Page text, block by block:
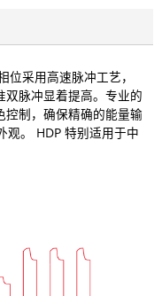
采用高速脉冲工艺，
脉冲显着提高。专业的
制，确保精确的能量输
观。 HDP 特别适用于中